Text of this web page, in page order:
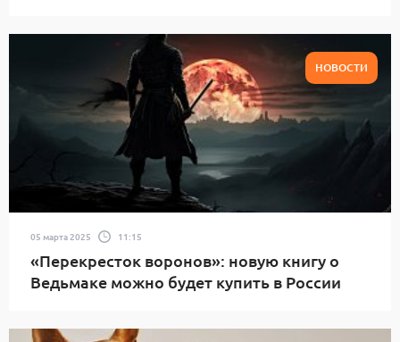
НОВОСТИ
05 марта 2025 11:15
«Перекресток воронов»: новую книгу о
Ведьмаке можно будет купить в России